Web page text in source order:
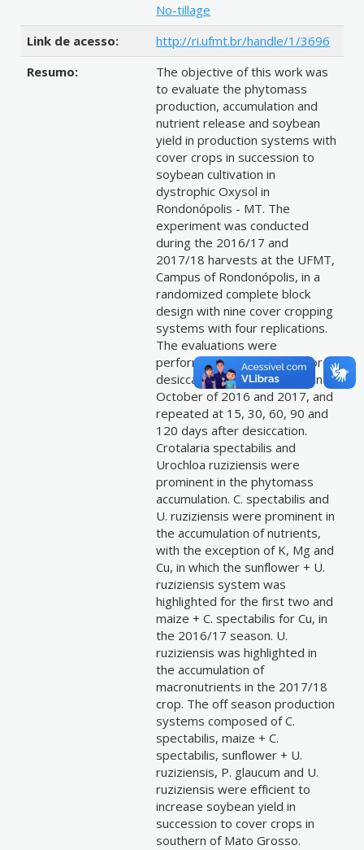
No-tillage
Link de acesso:
http://ri.ufmt.br/handle/1/3696
Resumo:
The objective of this work was
to evaluate the phytomass
production, accumulation and
nutrient release and soybean
yield in production systems with
cover crops in succession to
soybean cultivation in
dystrophic Oxysol in
Rondonópolis - MT. The
experiment was conducted
during the 2016/17 and
2017/18 harvests at the UFMT,
Campus of Rondonópolis, in a
randomized complete block
design with nine cover cropping
systems with four replications.
The evaluations were
performed immediately before
desiccation of management in
October of 2016 and 2017, and
repeated at 15, 30, 60, 90 and
120 days after desiccation.
Crotalaria spectabilis and
Urochloa ruziziensis were
prominent in the phytomass
accumulation. C. spectabilis and
U. ruziziensis were prominent in
the accumulation of nutrients,
with the exception of K, Mg and
Cu, in which the sunflower + U.
ruziziensis system was
highlighted for the first two and
maize + C. spectabilis for Cu, in
the 2016/17 season. U.
ruziziensis was highlighted in
the accumulation of
macronutrients in the 2017/18
crop. The off season production
systems composed of C.
spectabilis, maize + C.
spectabilis, sunflower + U.
ruziziensis, P. glaucum and U.
ruziziensis were efficient to
increase soybean yield in
succession to cover crops in
southern of Mato Grosso.